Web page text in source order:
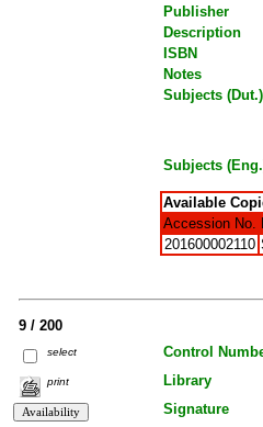
Publisher
Description
ISBN
Notes
Subjects (Dut.)
Subjects
Available
Accession No.
201600002110
9 / 200
select
print
Control
Library
Signature